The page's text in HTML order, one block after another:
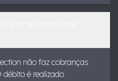
não faz cobranças
débito é realizado